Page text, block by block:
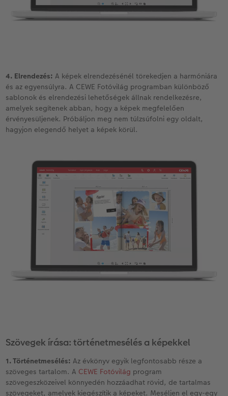
4. Elrendezés: A képek elrendezésénél törekedjen a harmóniára
és az egyensúlyra. A CEWE Fotóvilág programban különböző
sablonok és elrendezési lehetőségek állnak rendelkezésre,
amelyek segítenek abban, hogy a képek megfelelően
érvényesüljenek. Próbáljon meg nem túlzsúfolni egy oldalt,
hagyjon elegendő helyet a képek körül.
Szövegek írása: történetmesélés a képekkel
1. Történetmesélés: Az évkönyv egyik legfontosabb része a
szöveges tartalom. A CEWE Fotóvilág program
szövegeszközeivel könnyedén hozzáadhat rövid, de tartalmas
szövegeket, amelyek kiegészítik a képeket. Meséljen el egy-egy